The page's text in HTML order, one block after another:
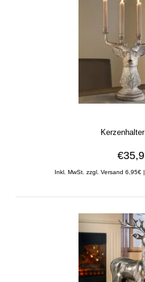
Inkl. MwSt. zzgl. Versand 6,95€